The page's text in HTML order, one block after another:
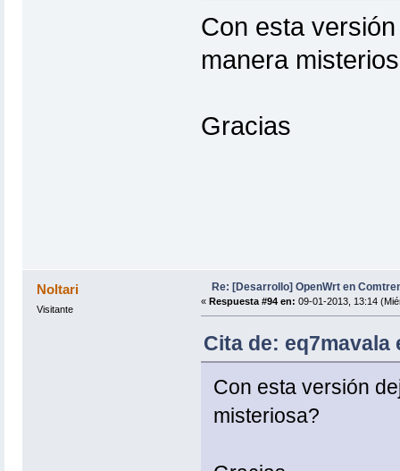
Con esta
manera
Gracias
Noltari
Visitante
Re: [Desarrollo] OpenWrt en
« Respuesta #94 en: 09-01-2013, 13:14
Cita de: eq7mavala
Con esta versión
misteriosa?